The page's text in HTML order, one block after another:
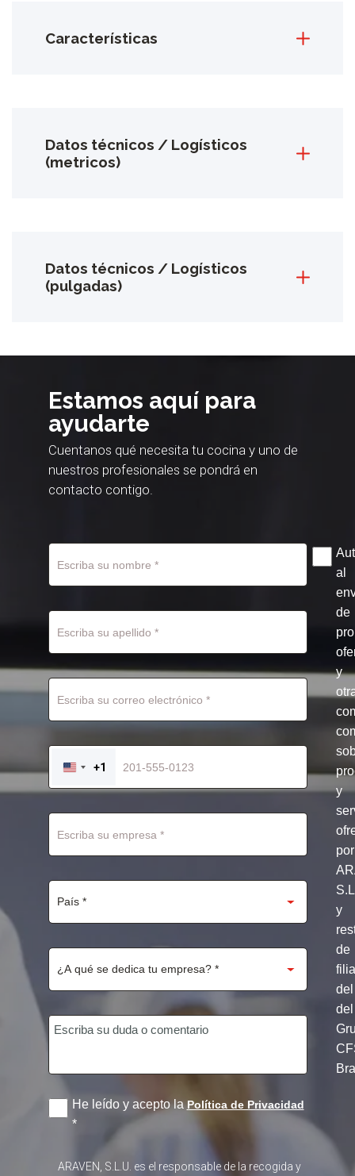
Características
Datos técnicos / Logísticos
(metricos)
Datos técnicos / Logísticos
(pulgadas)
Estamos aquí para
ayudarte
Cuentanos qué necesita tu cocina y uno de
nuestros profesionales se pondrá en
contacto contigo.
UNITED
STATES
+1
al
de
y
y
por
y
de
del
del
He leído y acepto laPolítica de Privacidad
*
ARAVEN, S.L.U. es el responsable de la recogida y